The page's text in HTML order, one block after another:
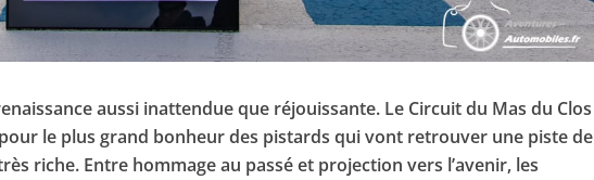
renaissance aussi inattendue que réjouissante. Le Circuit du Mas du Clos
le plus grand bonheur des pistards qui vont retrouver une piste de
riche. Entre hommage au passé et projection vers l’avenir, les